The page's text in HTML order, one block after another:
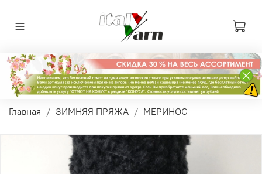
Главная ЗИМНЯЯ ПРЯЖА МЕРИНОС